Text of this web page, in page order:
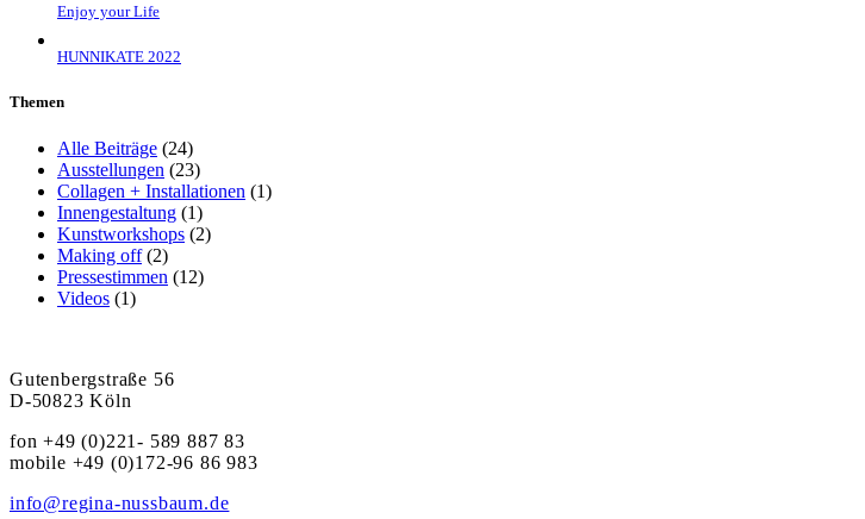
Enjoy your Life
HUNNIKATE 2022
Themen
Alle Beiträge (24)
Ausstellungen (23)
Collagen + Installationen (1)
Innengestaltung (1)
Kunstworkshops (2)
Making off(2)
Pressestimmen (12)
Videos (1)
Gutenbergstraße 56
D-50823 Köln
fon +49 (0)221- 589 887 83
mobile +49 (0)172-96 86 983
info@regina-nussbaum.de